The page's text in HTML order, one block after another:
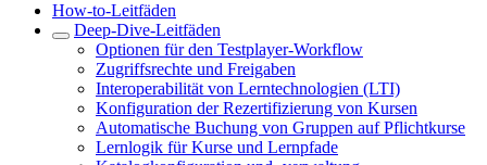
How-to-Leitfäden
Deep-Dive-Leitfäden
Optionen für den Testplayer-Workflow
Zugriffsrechte und Freigaben
Interoperabilität von Lerntechnologien (LTI)
Konfiguration der Rezertifizierung von Kursen
Automatische Buchung von Gruppen auf Pflichtkurse
Lernlogik für Kurse und Lernpfade